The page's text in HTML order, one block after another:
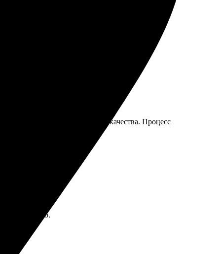
а доставка по городу порадовала!
Картинки вышли отличного качества. Процесс
и удобно.